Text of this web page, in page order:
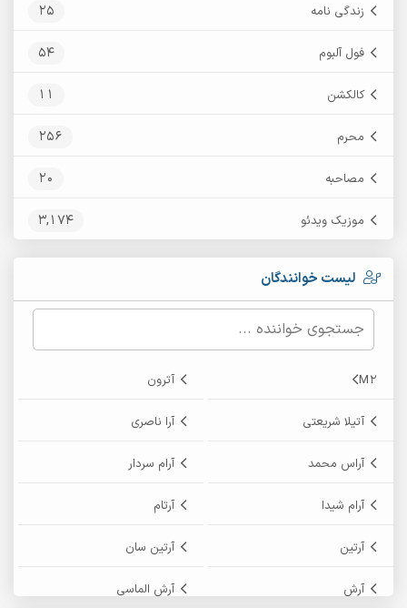
زندگی نامه 25
فول آلبوم 54
کالکشن 11
محرم 256
مصاحبه 20
موزیک ویدئو 3,174
لیست خوانندگان
M2 آترون
آتیلا شریعتی آرا ناصری
آراس محمد آرام سردار
آرام شیدا آرتام
آرتین آرتین سان
آرش آرش الماسی